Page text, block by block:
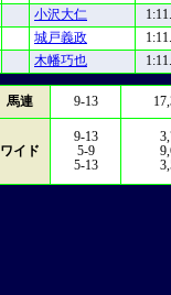
小沢大仁
城戸義政
木幡巧也
馬連 9-13
ワイド
9-13
5-9
5-13